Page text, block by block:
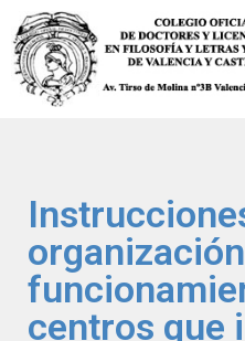
Saltar
al
centros que